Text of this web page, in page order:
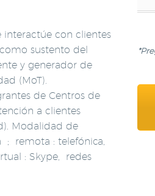
interactúe con clientes
sustento del
y generador de
(MoT).
de Centros de
a clientes
). Modalidad de
; remota : telefónica,
: Skype, redes